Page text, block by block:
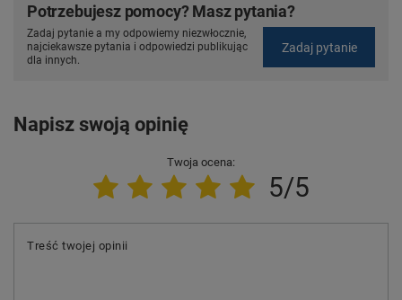
Potrzebujesz pomocy? Masz pytania?
Zadaj pytanie a my odpowiemy niezwłocznie,
najciekawsze pytania i odpowiedzi publikując
dla innych.
Zadaj pytanie
Napisz swoją opinię
Twoja ocena:
5/5
Treść twojej opinii